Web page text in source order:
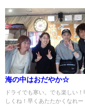
海の中はおだやか☆
ドライでも寒い。でも楽しい
しくね！早くあたたかくなれー